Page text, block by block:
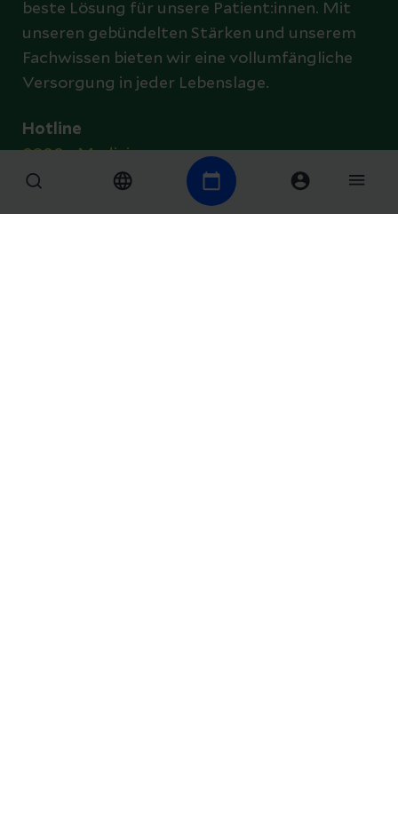
beste Lösung für unsere Patient:innen. Mit
unseren gebündelten Stärken und unserem
Fachwissen bieten wir eine vollumfängliche
Versorgung in jeder Lebenslage.
Hotline
0800 - Medizin
0800 6334946